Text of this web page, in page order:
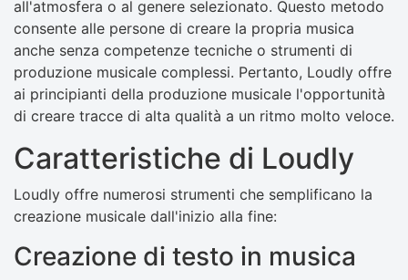
all'atmosfera o al genere selezionato. Questo metodo
consente alle persone di creare la propria musica
anche senza competenze tecniche o strumenti di
produzione musicale complessi. Pertanto, Loudly offre
ai principianti della produzione musicale l'opportunità
di creare tracce di alta qualità a un ritmo molto veloce.
Caratteristiche di Loudly
Loudly offre numerosi strumenti che semplificano la
creazione musicale dall'inizio alla fine:
Creazione di testo in musica